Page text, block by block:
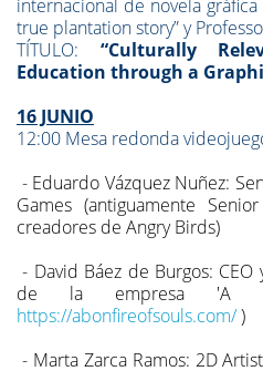
internacional de novela
true plantation story” y
TÍTULO: “Culturally
Education through a
16 JUNIO
12:00 Mesa redonda
- Eduardo Vázquez Nuñez:
Games (antiguamente
creadores de Angry Birds)
- David Báez de Burgos:
de la empresa 'A
https://abonfireofsouls.com/)
- Marta Zarca Ramos: 2D